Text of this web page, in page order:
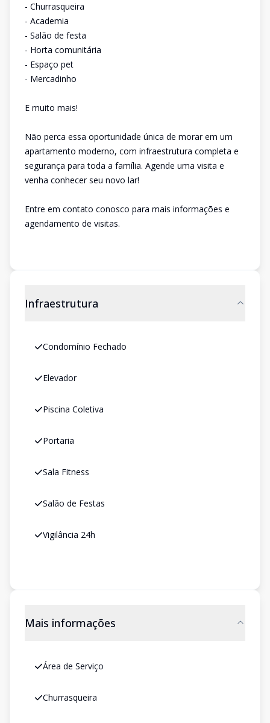
- Churrasqueira
- Academia
- Salão de festa
- Horta comunitária
- Espaço pet
- Mercadinho
E muito mais!
Não perca essa oportunidade única de morar em um
apartamento moderno, com infraestrutura completa e
segurança para toda a família. Agende uma visita e
venha conhecer seu novo lar!
Entre em contato conosco para mais informações e
agendamento de visitas.
Infraestrutura
Condomínio Fechado
Elevador
Piscina Coletiva
Portaria
Sala Fitness
Salão de Festas
Vigilância 24h
Mais informações
Área de Serviço
Churrasqueira